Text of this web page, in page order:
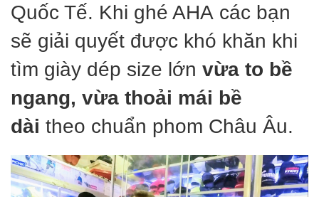
Quốc Tế. Khi ghé AHA các bạn
sẽ giải quyết được khó khăn khi
tìm giày dép size lớn vừa to bề
ngang, vừa thoải mái bề
dài theo chuẩn phom Châu Âu.